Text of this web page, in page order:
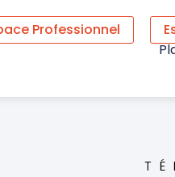
Professionnel